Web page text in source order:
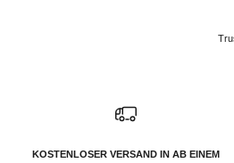
KOSTENLOSER VERSAND IN AB EINEM